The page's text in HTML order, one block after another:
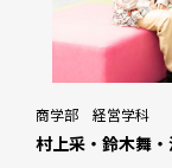
商学部 経営学科
村上采・鈴木舞